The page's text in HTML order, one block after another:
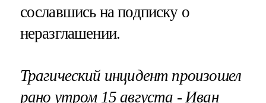
сославшись на подписку о
неразглашении.
Трагический инцидент произошел
рано утром 15 августа - Иван